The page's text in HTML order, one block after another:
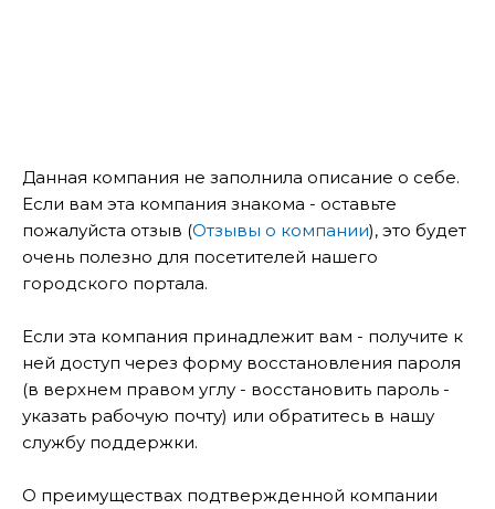
Данная компания не заполнила описание о себе.
Если вам эта компания знакома - оставьте
пожалуйста отзыв (Отзывы о компании), это будет
очень полезно для посетителей нашего
городского портала.
Если эта компания принадлежит вам - получите к
ней доступ через форму восстановления пароля
(в верхнем правом углу - восстановить пароль -
указать рабочую почту) или обратитесь в нашу
службу поддержки.
О преимуществах подтвержденной компании